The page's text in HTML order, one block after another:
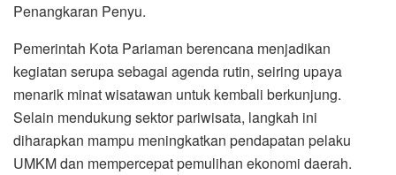
Penangkaran Penyu.
Pemerintah Kota Pariaman berencana menjadikan
kegiatan serupa sebagai agenda rutin, seiring upaya
menarik minat wisatawan untuk kembali berkunjung.
Selain mendukung sektor pariwisata, langkah ini
diharapkan mampu meningkatkan pendapatan pelaku
UMKM dan mempercepat pemulihan ekonomi daerah.